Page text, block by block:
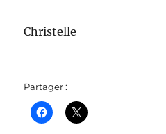
Christelle
Partager :